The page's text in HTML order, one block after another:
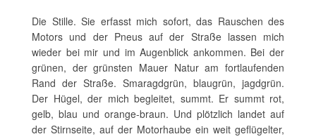
Die Stille. Sie erfasst mich sofort, das Rauschen des
Motors und der Pneus auf der Straße lassen mich
wieder bei mir und im Augenblick ankommen. Bei der
grünen, der grünsten Mauer Natur am fortlaufenden
Rand der Straße. Smaragdgrün, blaugrün, jagdgrün.
Der Hügel, der mich begleitet, summt. Er summt rot,
gelb, blau und orange-braun. Und plötzlich landet auf
der Stirnseite, auf der Motorhaube ein weit geflügelter,